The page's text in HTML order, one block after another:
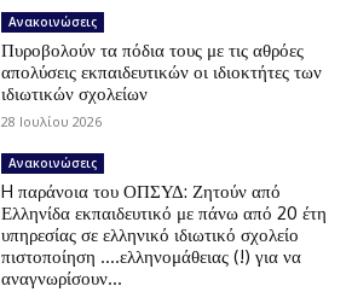
Ανακοινώσεις
Πυροβολούν τα πόδια τους με τις αθρόες
απολύσεις εκπαιδευτικών οι ιδιοκτήτες των
ιδιωτικών σχολείων
28 Ιουλίου 2026
Ανακοινώσεις
H παράνοια του ΟΠΣΥΔ: Ζητούν από
Ελληνίδα εκπαιδευτικό με πάνω από 20 έτη
υπηρεσίας σε ελληνικό ιδιωτικό σχολείο
πιστοποίηση ….ελληνομάθειας (!) για να
αναγνωρίσουν...